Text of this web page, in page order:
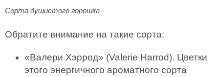
Сорта душистого горошка
Обратите внимание на такие сорта:
«Валери Хэррод» (Valerie Harrod). Цветки
этого энергичного ароматного сорта